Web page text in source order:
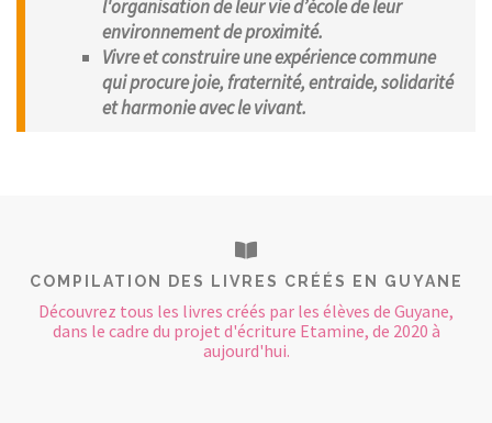
l'organisation de leur vie d’école de leur
environnement de proximité.
Vivre et construire une expérience commune
qui procure joie, fraternité, entraide, solidarité
et harmonie avec le vivant.
COMPILATION DES LIVRES CRÉÉS EN GUYANE
Découvrez tous les livres créés par les élèves de Guyane,
dans le cadre du projet d'écriture Etamine, de 2020 à
aujourd'hui.